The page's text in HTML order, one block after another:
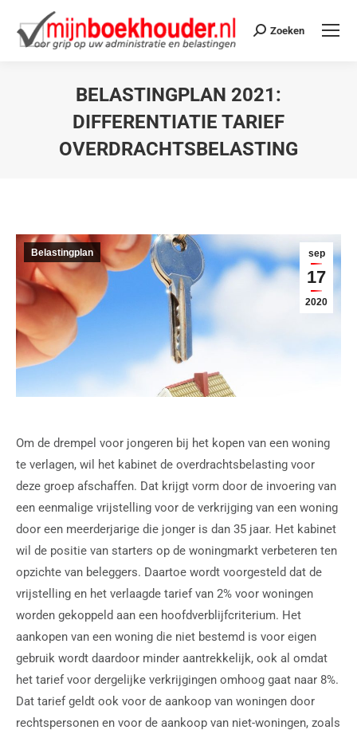
Zoeken
BELASTINGPLAN 2021:
DIFFERENTIATIE TARIEF
OVERDRACHTSBELASTING
sep
17
2020
Belastingplan
Om de drempel voor jongeren bij het kopen van een woning
te verlagen, wil het kabinet de overdrachtsbelasting voor
deze groep afschaffen. Dat krijgt vorm door de invoering van
een eenmalige vrijstelling voor de verkrijging van een woning
door een meerderjarige die jonger is dan 35 jaar. Het kabinet
wil de positie van starters op de woningmarkt verbeteren ten
opzichte van beleggers. Daartoe wordt voorgesteld dat de
vrijstelling en het verlaagde tarief van 2% voor woningen
worden gekoppeld aan een hoofdverblijfcriterium. Het
aankopen van een woning die niet bestemd is voor eigen
gebruik wordt daardoor minder aantrekkelijk, ook al omdat
het tarief voor dergelijke verkrijgingen omhoog gaat naar 8%.
Dat tarief geldt ook voor de aankoop van woningen door
rechtspersonen en voor de aankoop van niet-woningen, zoals